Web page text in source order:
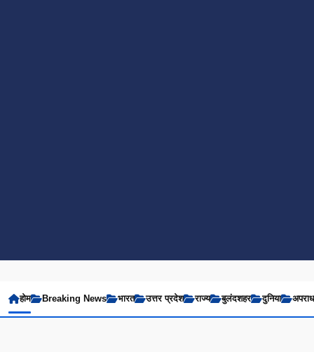
होम Breaking News भारत उत्तर प्रदेश राज्य बुलंदशहर दुनिया अपराध